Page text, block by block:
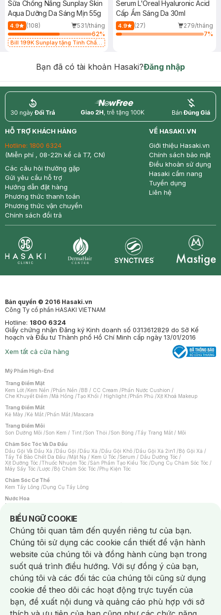
Sữa Chống Nắng Sunplay Skin
Aqua Dưỡng Da Sáng Mịn 55g
4.9 (108)
531/tháng
62%
Bill 199K Sunplay tặng Tinh Chất
Serum L'Oreal Hyaluronic Acid
Cấp Ẩm Sáng Da 30ml
4.9 (27)
279/tháng
7%
Bạn đã có tài khoản Hasaki?Đăng nhập
return nowfree price
HỖ TRỢ KHÁCH HÀNG
Hotline: 1800 6324
(Miễn phí , 08-22h kể cả T7, CN)
Các câu hỏi thường gặp
Gửi yêu cầu hỗ trợ
Hướng dẫn đặt hàng
Phương thức thanh toán
Phương thức vận chuyển
Chính sách đổi trả
VỀ HASAKI.VN
Giới thiệu Hasaki.vn
Chính sách bảo mật
Điều khoản sử dụng
Hasaki cẩm nang
Tuyển dụng
Liên hệ
Bản quyền © 2016 Hasaki.vn
Công Ty cổ phần HASAKI VIETNAM
Hotline: 1800 6324
Giấy chứng nhận Đăng ký Kinh doanh số 0313612829 do Sở Kế
hoạch và Đầu tư Thành phố Hồ Chí Minh cấp ngày 13/01/2016
Xem tất cả cửa hàng
Mỹ Phẩm High-End
Trang Điểm Mặt
Kem Lót /Kem Nền /Phấn Nền /BB / CC Cream /Phấn Nước Cushion /
Che Khuyết Điểm /Má Hồng /Tạo Khối / Highlight /Phấn Phủ /Xịt Khoá Makeup
Trang Điểm Mắt
Kẻ Mày /Kẻ Mắt /Phấn Mắt /Mascara
Trang Điểm Môi
Son Dưỡng Môi /Son Kem / Tint /Son Thỏi /Son Bóng /Tẩy Trang Mắt / Môi
Chăm Sóc Tóc Và Da Đầu
Dầu Gội Và Dầu Xả /Dầu Gội /Dầu Xả /Dầu Gội Khô /Dầu Gội Xả 2in1 /Bộ Gội Xả /
Tẩy Tế Bào Chết Da Đầu /Mặt Nạ / Kem Ủ Tóc /Serum / Dầu Dưỡng Tóc /
Xịt Dưỡng Tóc /Thuốc Nhuộm Tóc /Sản Phẩm Tạo Kiểu Tóc /Dụng Cụ Chăm Sóc Tóc /
Máy Sấy Tóc /Lược /Bộ Chăm Sóc Tóc /Phụ Kiện Tóc
Chăm Sóc Cơ Thể
Kem Tẩy Lông /Dụng Cụ Tẩy Lông
Nước Hoa
Nước Hoa Nữ
Chăm Sóc Cá Nhân
Chống Muỗi /Khẩu Trang /Máy Massage/Mặt Nạ Xông Hơi /Nước Rửa Tay/
Sản Phẩm Chăm Sóc Khác /Bàn Chải Đánh Răng /Bàn Chải Điện/
Hỗ Trợ Trắng Răng/Kem Đánh Răng /Máy Tăm Nước/ Nước Súc Miệng/
Tăm / Chỉ Nha Khoa/ Xịt Thơm Miệng / Dung Dịch Vệ Sinh/Dưỡng Vùng Kín/
Khăn Ướt Vệ Sinh Vùng Kín/Băng Vệ Sinh/Tampon/Bọt Cạo Râu /Dao Cạo Râu/
Máy Cạo Râu
Vấn Đề Về Da
Da Dầu / Lỗ Chân Lông To/ Da Khô / Mất Nước/ Da Lão Hóa/ Da Mụn/
Da Nhạy Cảm / Kích Ứng
Da Xỉn Màu Thâm / Nám / Tàn Nhang
Quầng Thâm & Bọng Mắt /Sẹo /Viêm Da Cơ Địa
Dụng Cụ / Phụ Kiện Chăm Sóc Da
Bông Tẩy Trang
Khăn Lau Mặt Khô Dụng Cụ / Máy Rửa Mặt Máy Chăm Sóc Da
Dụng Cụ Chăm Sóc Khác
BIỂU NGỮ COOKIE
Notice about cookies usage
Chúng tôi quan tâm đến quyền riêng tư của bạn.
Chúng tôi sử dụng các cookie cần thiết để vận hành
website của chúng tôi và đồng hành cùng bạn trong
suốt quá trình điều hướng. Với sự đồng ý của bạn,
chúng tôi và các đối tác của chúng tôi cũng sử dụng
cookie để theo dõi các hoạt động trực tuyến của
bạn, đề xuất nội dung và quảng cáo phù hợp với sở